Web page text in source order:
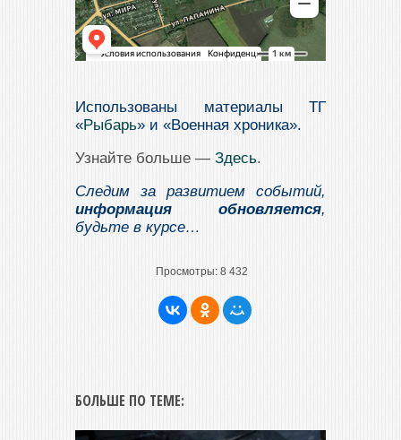
Использованы материалы ТГ
«Рыбарь» и «Военная хроника».
Узнайте больше — Здесь.
Следим за развитием событий,
информация обновляется,
будьте в курсе…
Просмотры: 8 432
БОЛЬШЕ ПО ТЕМЕ: